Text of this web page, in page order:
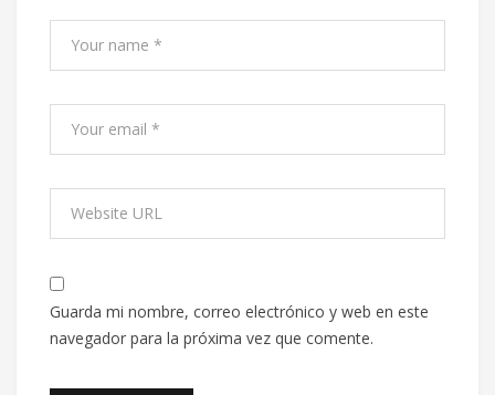
Guarda mi nombre, correo electrónico y web en este
navegador para la próxima vez que comente.